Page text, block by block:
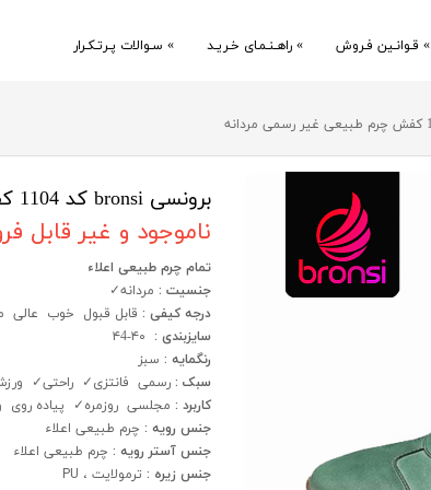
» قـوانـین فـروش » راهـنـمـای خـریـد » سـوالات پـرتـکـرار
برونسی bronsi کد 1104 کفش چرم طبیعی غیر رسمی مردانه
ناموجود و غیر قابل
تمام چرم طبیعی اعلاء
جنسیت : مردانه✓
درجه کیفی : قابل قبول خوب عالی
سایزبندی : ۴۰-۴4
رنگمایه : سبز
سبک :رسمی فانتزی✓ راحتی✓
کاربرد : مجلسی روزمره✓ پیاده
جنس رویه : چرم طبیعی اعلاء
جنس آستر رویه : چرم طبیعی اعلاء
جنس زیره : ترمولایت ، PU